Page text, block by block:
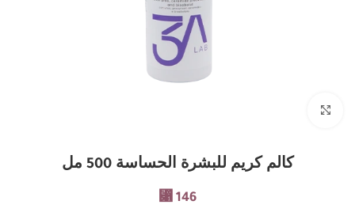
كالم كريم للبشرة الحساسة 500 مل
⃁ 146